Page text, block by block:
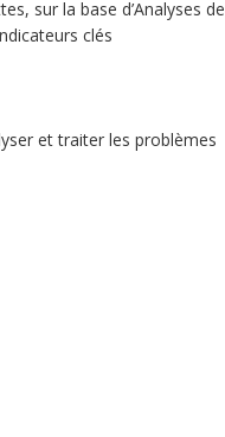
sur la base d’Analyses de
clés
et traiter les problèmes